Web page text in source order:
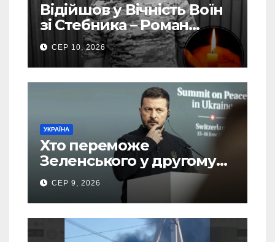
Відійшов у Вічність Воїн
зі Стебника – Роман
Кучера
СЕР 10, 2026
УКРАЇНА
Хто переможе
Зеленського у другому
турі виборів президента
України – новий рейтинг
SOCIS
СЕР 9, 2026